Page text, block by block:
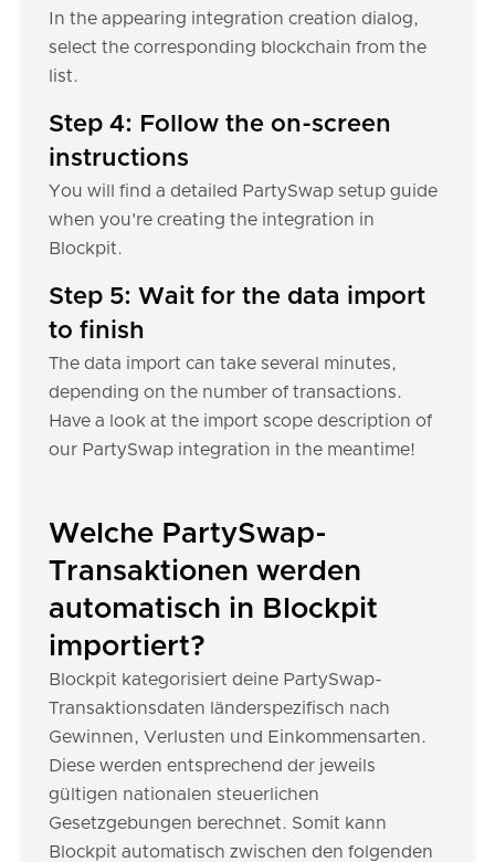
In the appearing integration creation dialog,
select the corresponding blockchain from the
list.
Step 4: Follow the on-screen
instructions
You will find a detailed PartySwap setup guide
when you're creating the integration in
Blockpit.
Step 5: Wait for the data import
to finish
The data import can take several minutes,
depending on the number of transactions.
Have a look at the import scope description of
our PartySwap integration in the meantime!
Welche PartySwap-
Transaktionen werden
automatisch in Blockpit
importiert?
Blockpit kategorisiert deine PartySwap-
Transaktionsdaten länderspezifisch nach
Gewinnen, Verlusten und Einkommensarten.
Diese werden entsprechend der jeweils
gültigen nationalen steuerlichen
Gesetzgebungen berechnet. Somit kann
Blockpit automatisch zwischen den folgenden